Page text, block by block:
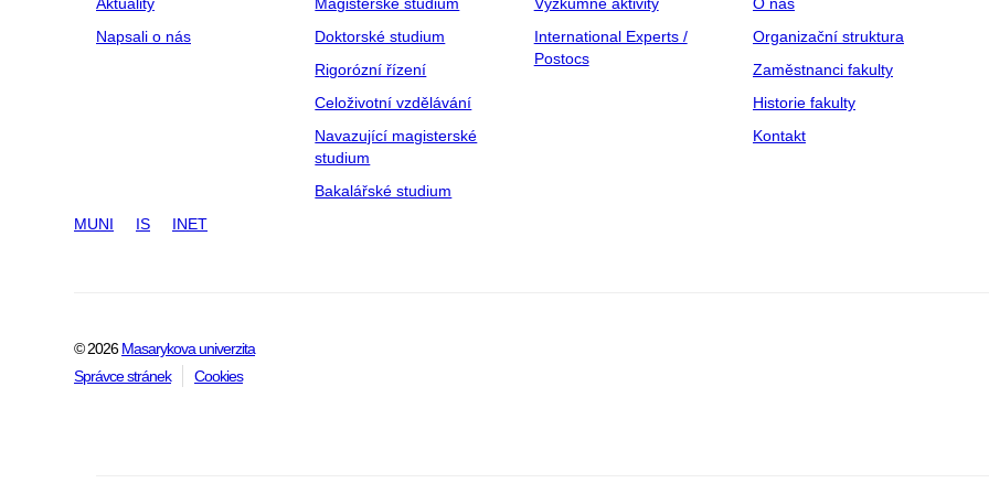
Napsali o nás
Doktorské studium
Rigorózní řízení
Celoživotní vzdělávání
Navazující magisterské
studium
Bakalářské studium
International Experts /
Postocs
Organizační struktura
Zaměstnanci fakulty
Historie fakulty
Kontakt
MUNI IS INET
© 2026Masarykova univerzita
Správce stránek
Cookies